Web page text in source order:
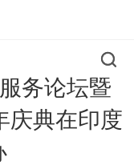
务论坛暨
庆典在印度